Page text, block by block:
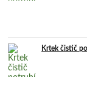
Krtek čistič